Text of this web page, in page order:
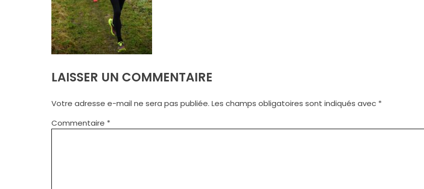
LAISSER UN COMMENTAIRE
Votre adresse e-mail ne sera pas publiée. Les champs obligatoires sont indiqués avec *
Commentaire *